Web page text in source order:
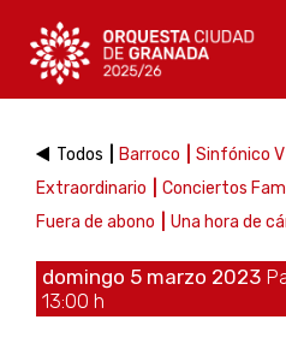
Todos Barroco Sinfónico V
Extraordinario
Conciertos
Fuera de abono
Una hora de
domingo 5 marzo 2023
13:00 h